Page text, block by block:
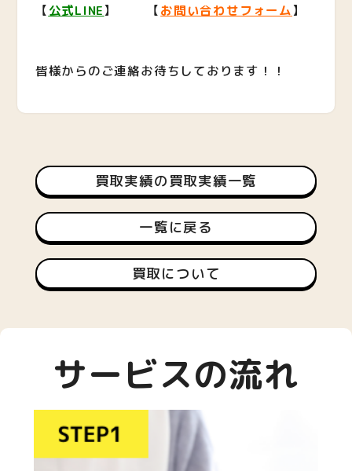
【公式LINE】 【お問い合わせフォーム】
皆様からのご連絡お待ちしております！！
買取実績の買取実績一覧
一覧に戻る
買取について
サービスの流れ